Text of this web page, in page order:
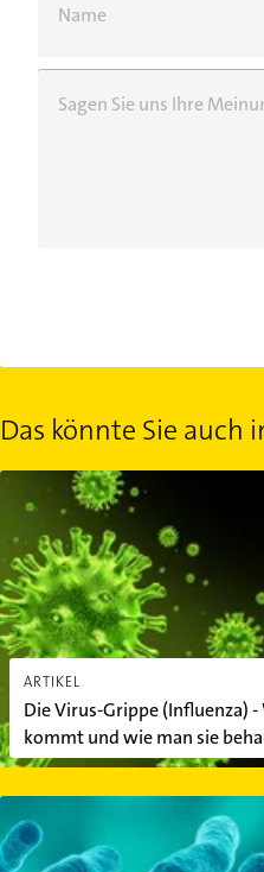
Name
Sagen Sie uns Ihre
Das könnte Sie auch
ARTIKEL
Die Virus-Grippe (Influenza)
kommt und wie man sie
Die Virus-Grippe (Influenza) -
Legionärskrankheit: Ursachen,